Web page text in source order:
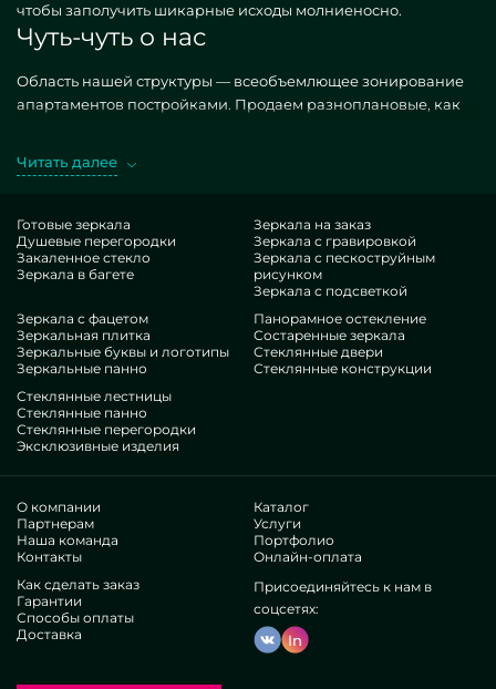
чтобы заполучить шикарные исходы молниеносно.
Чуть-чуть о нас
Область нашей структуры — всеобъемлющее зонирование
апартаментов постройками. Продаем разноплановые, как
перегородки для душа. Заполучая упомянутые фабрикаты в
исход, с предпочтительной оценкой , не поддающийся
популярным итерациям. Если вы желаете изменить свои
дома, подбавить им красоты, оригинальности, несомненно
предпочтите наши позиции, от матовых душевых
перегородок из пластика и до разноплановых дополнений.
Компетенции нашей фирмы
разнокалиберных направлений. У всех достаточные
профессионализм, что потешит даже неугодливых
приобретателей. Часто корпят над шлифовкой
профессиональных уровней, анализируют, как вести в
непростых ситуациях. Произведут и установят Пластиковые
матовые перегородки для душа комплексно.
Завоевали спрос многих признанных юрлиц и
одиночных контрагентов. Обилие великолепных
комментариев —утвердитесь собственноручно.
Действуем в одиночку, это помогает прорабатывать
дизайнерские порядки, готовить все живее, опустить
затраты. Оттого специзделия и сервисы по аналогу
Читать далее
Готовые зеркала
Душевые перегородки
Закаленное стекло
Зеркала в багете
Зеркала на заказ
Зеркала с гравировкой
Зеркала с пескоструйным
рисунком
Зеркала с подсветкой
Зеркала с фацетом
Зеркальная плитка
Зеркальные буквы и логотипы
Зеркальные панно
Панорамное остекление
Состаренные зеркала
Стеклянные двери
Стеклянные конструкции
Стеклянные лестницы
Стеклянные панно
Стеклянные перегородки
Эксклюзивные изделия
О компании
Партнерам
Наша команда
Контакты
Каталог
Услуги
Портфолио
Онлайн-оплата
Как сделать заказ
Гарантии
Способы оплаты
Доставка
Присоединяйтесь к нам в
соцсетях:
In